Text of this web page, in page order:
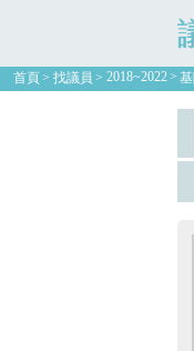
首頁 找議員 2018~2022